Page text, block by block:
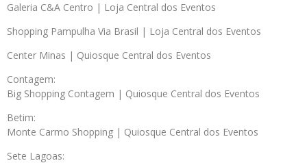
Galeria C&A Centro | Loja Central dos Eventos
Shopping Pampulha Via Brasil | Loja Central dos Eventos
Center Minas | Quiosque Central dos Eventos
Contagem:
Big Shopping Contagem | Quiosque Central dos Eventos
Betim:
Monte Carmo Shopping | Quiosque Central dos Eventos
Sete Lagoas: